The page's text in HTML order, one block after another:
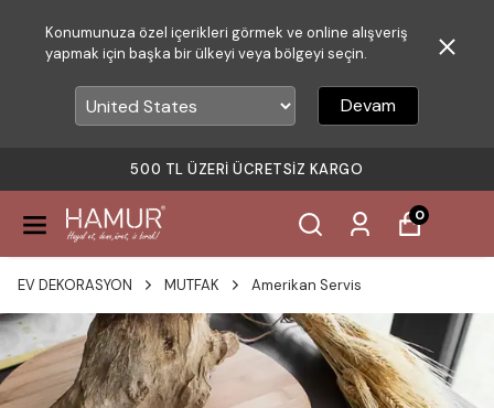
Konumunuza özel içerikleri görmek ve online alışveriş
yapmak için başka bir ülkeyi veya bölgeyi seçin.
Devam
500 TL ÜZERI ÜCRETSIZ KARGO
0
EV DEKORASYON MUTFAK Amerikan Servis